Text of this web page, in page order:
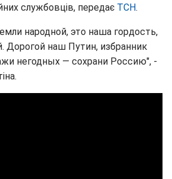
службовців, передає ТСН.
народной, это наша гордость,
Дорогой наш Путин, избранник
негодных — сохрани Россию", -